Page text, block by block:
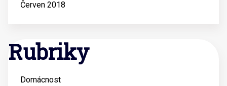
Červen 2018
Rubriky
Domácnost